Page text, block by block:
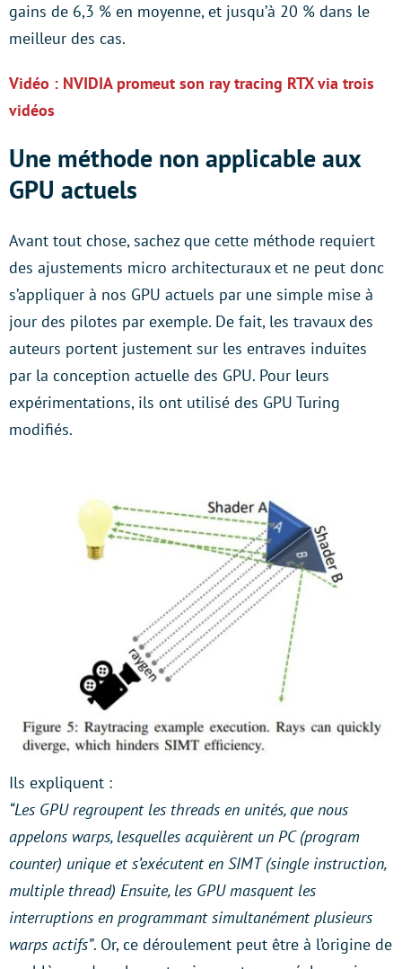
gains de 6,3 % en moyenne, et jusqu’à 20 % dans le
meilleur des cas.
Vidéo : NVIDIA promeut son ray tracing RTX via trois
vidéos
Une méthode non applicable aux
GPU actuels
Avant tout chose, sachez que cette méthode requiert
des ajustements micro architecturaux et ne peut donc
s’appliquer à nos GPU actuels par une simple mise à
jour des pilotes par exemple. De fait, les travaux des
auteurs portent justement sur les entraves induites
par la conception actuelle des GPU. Pour leurs
expérimentations, ils ont utilisé des GPU Turing
modifiés.
Ils expliquent :
“Les GPU regroupent les threads en unités, que nous
appelons warps, lesquelles acquièrent un PC (program
counter) unique et s’exécutent en SIMT (single instruction,
multiple thread) Ensuite, les GPU masquent les
interruptions en programmant simultanément plusieurs
warps actifs”. Or, ce déroulement peut être à l’origine de